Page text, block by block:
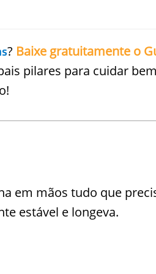
? Baixe gratuitamente o
pilares para cuidar
em mãos tudo que
estável e longeva.